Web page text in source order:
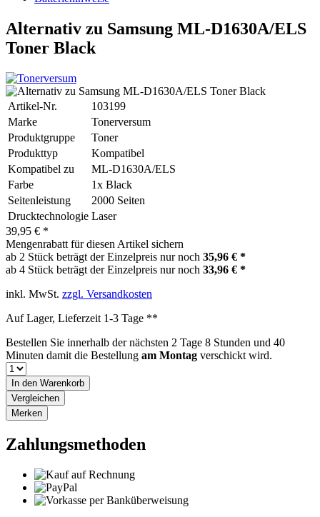
Alternativ zu Samsung ML-D1630A/ELS
Toner Black
Artikel-Nr.
103199
Marke
Tonerversum
Produktgruppe
Toner
Produkttyp
Kompatibel
Kompatibel zu
ML-D1630A/ELS
Farbe
1x Black
Seitenleistung
2000 Seiten
Drucktechnologie Laser
39,95 € *
Mengenrabatt für diesen Artikel sichern
ab 2 Stück beträgt der Einzelpreis nur noch 35,96 € *
ab 4 Stück beträgt der Einzelpreis nur noch 33,96 € *
inkl. MwSt. zzgl. Versandkosten
Auf Lager, Lieferzeit 1-3 Tage **
Bestellen Sie innerhalb der nächsten 2 Tage 8 Stunden und 40
Minuten damit die Bestellung am Montag verschickt wird.
In den Warenkorb
Vergleichen
Merken
Zahlungsmethoden